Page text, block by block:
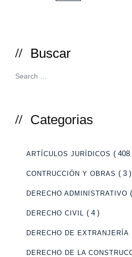
Buscar
Categorias
ARTÍCULOS JURÍDICOS ( 408
CONTRUCCIÓN Y OBRAS ( 3 )
DERECHO ADMINISTRATIVO
DERECHO CIVIL ( 4 )
DERECHO DE EXTRANJERÍA
DERECHO DE LA